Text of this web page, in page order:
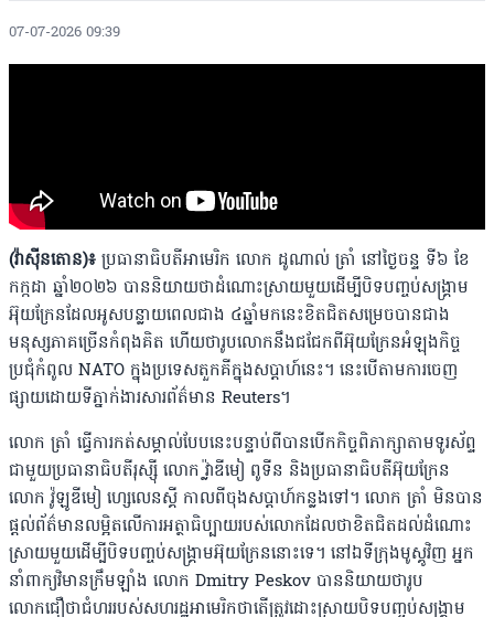
07-07-2026 09:39
(វ៉ាស៊ីនតោន)៖ ប្រធានាធិបតីអាមេរិក លោក ដូណាល់ ត្រាំ នៅថ្ងៃចន្ទ ទី៦ ខែ
កក្កដា ឆ្នាំ២០២៦ បាននិយាយថាដំណោះស្រាយមួយដើម្បីបិទបញ្ចប់សង្រ្គាម
អ៊ុយក្រែនដែលអូសបន្លាយពេលជាង ៤ឆ្នាំមកនេះខិតជិតសម្រេចបានជាង
មនុស្សភាគច្រើនកំពុងគិត ហើយថារូបលោកនឹងជជែកពីអ៊ុយក្រែនអំឡុងកិច្ច
ប្រជុំកំពូល NATO ក្នុងប្រទេសតួកគីក្នុងសប្ដាហ៍នេះ។ នេះបើតាមការចេញ
ផ្សាយដោយទីភ្នាក់ងារសារព័ត៌មាន Reuters។
លោក ត្រាំ ធ្វើការកត់សម្គាល់បែបនេះបន្ទាប់ពីបានបើកកិច្ចពិភាក្សាតាមទូរស័ព្ទ
ជាមួយប្រធានាធិបតីរុស្ស៉ី លោក វ្ល៉ាឌីមៀ ពូទីន និងប្រធានាធិបតីអ៊ុយក្រែន
លោក វ៉ូឡូឌីមៀ ហ្សេលេនស្គី កាលពីចុងសប្ដាហ៍កន្លងទៅ។ លោក ត្រាំ មិនបាន
ផ្ដល់ព័ត៌មានលម្អិតលើការអត្ថាធិប្បាយរបស់លោកដែលថាខិតជិតដល់ដំណោះ
ស្រាយមួយដើម្បីបិទបញ្ចប់សង្រ្គាមអ៊ុយក្រែននោះទេ។ នៅឯទីក្រុងមូស្គូវិញ អ្នក
នាំពាក្យវិមានក្រឹមឡាំង លោក Dmitry Peskov បាននិយាយថារូប
លោកជឿថាជំហររបស់សហរដ្ឋអាមេរិកថាតើត្រូវដោះស្រាយបិទបញ្ចប់សង្រ្គាម